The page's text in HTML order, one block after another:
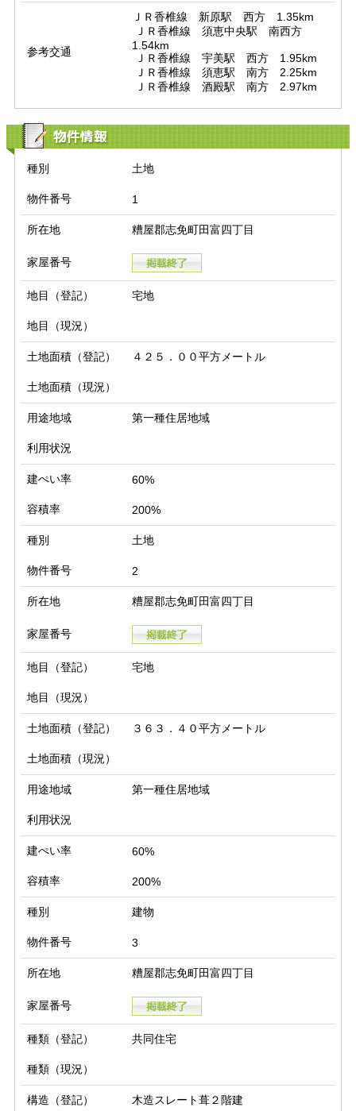
参考交通
ＪＲ香椎線　新原駅　西方　1.35km
1.54km
ＪＲ香椎線　酒殿駅　南方　2.97km
物件情報
種別 土地
物件番号 1
所在地 糟屋郡志免町田富四丁目
家屋番号
地目（登記） 宅地
地目（現況）
土地面積（登記） ４２５．００平方メートル
土地面積（現況）
用途地域 第一種住居地域
利用状況
建ぺい率 60%
容積率 200%
種別 土地
物件番号 2
所在地 糟屋郡志免町田富四丁目
家屋番号
地目（登記） 宅地
地目（現況）
土地面積（登記） ３６３．４０平方メートル
土地面積（現況）
用途地域 第一種住居地域
利用状況
建ぺい率 60%
容積率 200%
種別 建物
物件番号 3
所在地 糟屋郡志免町田富四丁目
家屋番号
種類（登記） 共同住宅
種類（現況）
構造（登記） 木造スレート葺２階建